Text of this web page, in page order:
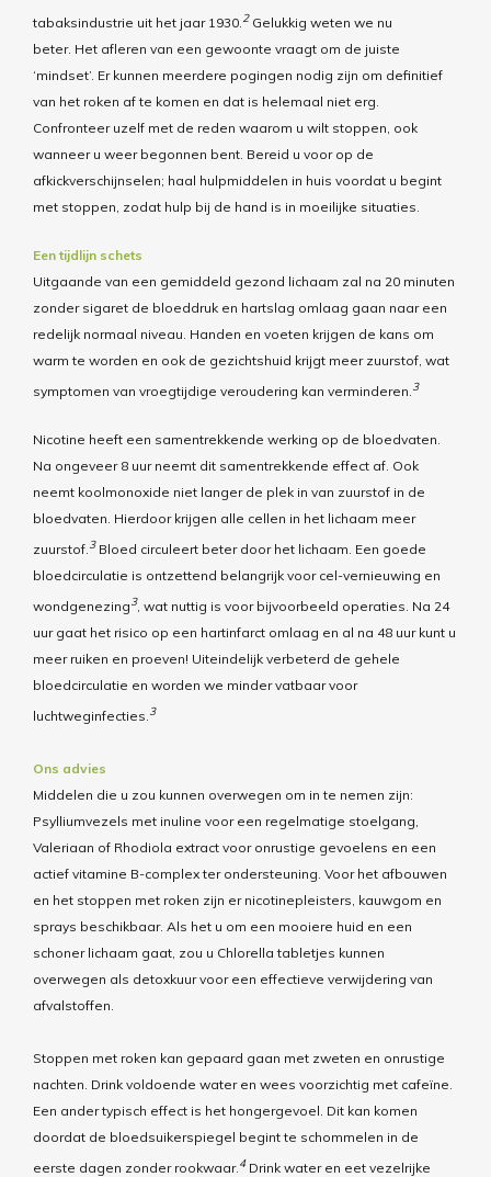
tabaksindustrie uit het jaar 1930. 2Gelukkig weten we nu
beter. Het afleren van een gewoonte vraagt om de juiste
‘mindset’. Er kunnen meerdere pogingen nodig zijn om definitief
van het roken af te komen en dat is helemaal niet erg.
Confronteer uzelf met de reden waarom u wilt stoppen, ook
wanneer u weer begonnen bent. Bereid u voor op de
afkickverschijnselen; haal hulpmiddelen in huis voordat u begint
met stoppen, zodat hulp bij de hand is in moeilijke situaties.
Een tijdlijn schets
Uitgaande van een gemiddeld gezond lichaam zal na 20 minuten
zonder sigaret de bloeddruk en hartslag omlaag gaan naar een
redelijk normaal niveau. Handen en voeten krijgen de kans om
warm te worden en ook de gezichtshuid krijgt meer zuurstof, wat
symptomen van vroegtijdige veroudering kan verminderen. 3
Nicotine heeft een samentrekkende werking op de bloedvaten.
Na ongeveer 8 uur neemt dit samentrekkende effect af. Ook
neemt koolmonoxide niet langer de plek in van zuurstof in de
bloedvaten. Hierdoor krijgen alle cellen in het lichaam meer
zuurstof. 3 Bloed circuleert beter door het lichaam. Een goede
bloedcirculatie is ontzettend belangrijk voor cel-vernieuwing en
wondgenezing3, wat nuttig is voor bijvoorbeeld operaties. Na 24
uur gaat het risico op een hartinfarct omlaag en al na 48 uur kunt u
meer ruiken en proeven! Uiteindelijk verbeterd de gehele
bloedcirculatie en worden we minder vatbaar voor
luchtweginfecties. 3
Ons advies
Middelen die u zou kunnen overwegen om in te nemen zijn:
Psylliumvezels met inuline voor een regelmatige stoelgang,
Valeriaan of Rhodiola extract voor onrustige gevoelens en een
actief vitamine B-complex ter ondersteuning. Voor het afbouwen
en het stoppen met roken zijn er nicotinepleisters, kauwgom en
sprays beschikbaar. Als het u om een mooiere huid en een
schoner lichaam gaat, zou u Chlorella tabletjes kunnen
overwegen als detoxkuur voor een effectieve verwijdering van
afvalstoffen.
Stoppen met roken kan gepaard gaan met zweten en onrustige
nachten. Drink voldoende water en wees voorzichtig met cafeïne.
Een ander typisch effect is het hongergevoel. Dit kan komen
doordat de bloedsuikerspiegel begint te schommelen in de
eerste dagen zonder rookwaar. 4 Drink water en eet vezelrijke